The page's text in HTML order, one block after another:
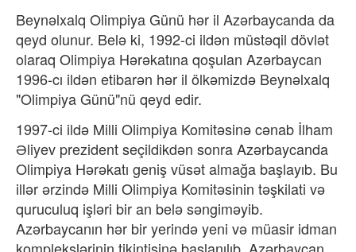
Beynəlxalq Olimpiya Günü hər il Azərbaycanda da
qeyd olunur. Belə ki, 1992-ci ildən müstəqil dövlət
olaraq Olimpiya Hərəkatına qoşulan Azərbaycan
1996-cı ildən etibarən hər il ölkəmizdə Beynəlxalq
"Olimpiya Günü"nü qeyd edir.
1997-ci ildə Milli Olimpiya Komitəsinə cənab İlham
Əliyev prezident seçildikdən sonra Azərbaycanda
Olimpiya Hərəkatı geniş vüsət almağa başlayıb. Bu
illər ərzində Milli Olimpiya Komitəsinin təşkilati və
quruculuq işləri bir an belə səngiməyib.
Azərbaycanın hər bir yerində yeni və müasir idman